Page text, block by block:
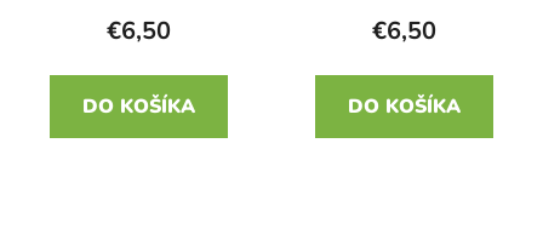
€6,50
DO KOŠÍKA
€6,50
DO KOŠÍKA